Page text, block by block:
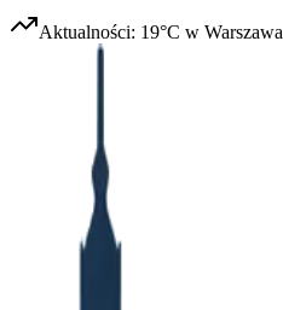
Aktualności: 19°C w Warszawa